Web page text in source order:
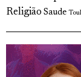
Religião Saude